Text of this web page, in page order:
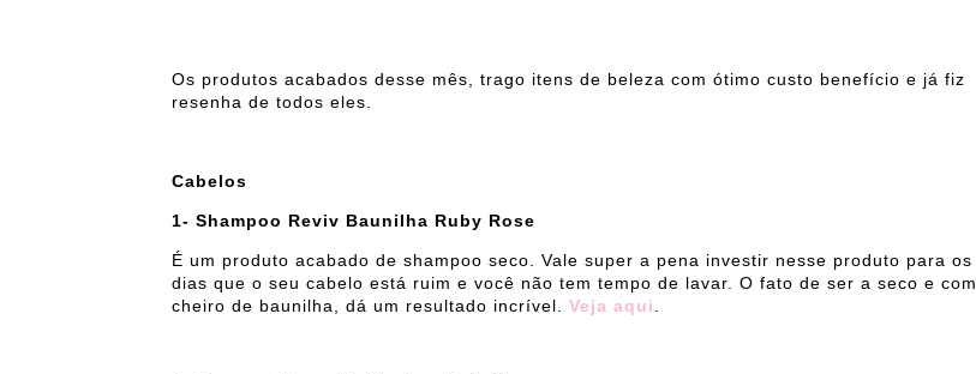
Os produtos acabados desse mês, trago itens de beleza com ótimo custo benefício e já fiz
resenha de todos eles.
Cabelos
1- Shampoo Reviv Baunilha Ruby Rose
É um produto acabado de shampoo seco. Vale super a pena investir nesse produto para os
dias que o seu cabelo está ruim e você não tem tempo de lavar. O fato de ser a seco e com
cheiro de baunilha, dá um resultado incrível. Veja aqui